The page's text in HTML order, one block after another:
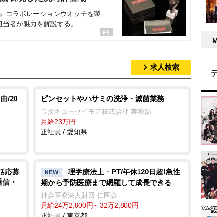
コラボレーションウオッチを製
者が魅力を解説する。
求人検索
/20 ピンセットやハサミの洗浄・滅菌業務
ワタキューセイモア株式会社 業務部
月給23万円
正社員 / 愛知県
応募
・
NEW
理学療法士・PT/年休120日超!急性
期から予防医療まで網羅して成長できる
社会医療法人財団 仁医会
月給24万2,800円～32万2,800円
正社員 / 東京都